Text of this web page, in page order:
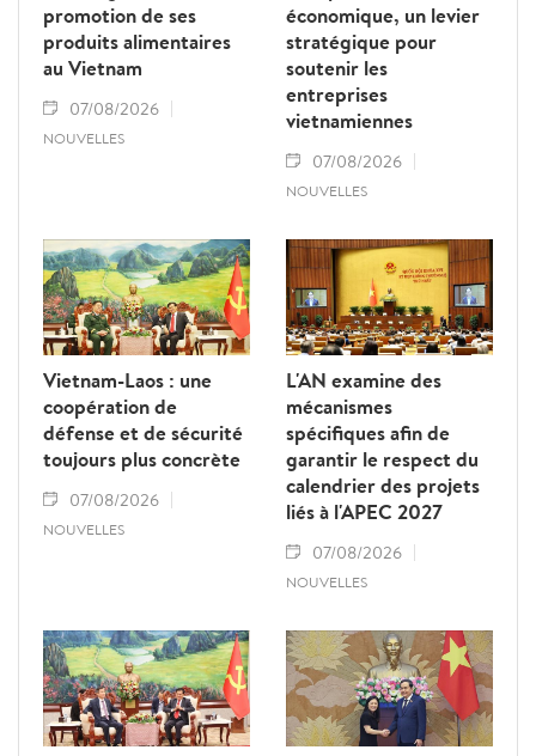
promotion de ses
produits alimentaires
au Vietnam
07/08/2026
NOUVELLES
économique, un levier
stratégique pour
soutenir les
entreprises
vietnamiennes
07/08/2026
NOUVELLES
Vietnam-Laos : une
coopération de
défense et de sécurité
toujours plus concrète
07/08/2026
NOUVELLES
L'AN examine des
mécanismes
spécifiques afin de
garantir le respect du
calendrier des projets
liés à l'APEC 2027
07/08/2026
NOUVELLES